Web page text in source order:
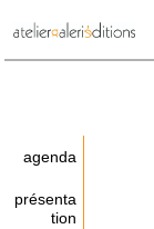
agenda
présenta
tion